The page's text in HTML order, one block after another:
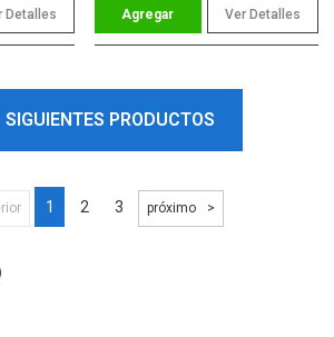
Detalles Ver Detalles
SIGUIENTES PRODUCTOS
1 2 3 próximo